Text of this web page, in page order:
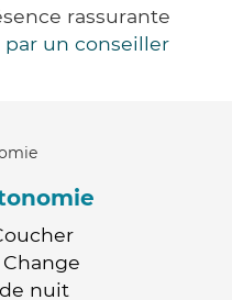
rassurante
un conseiller
nuit